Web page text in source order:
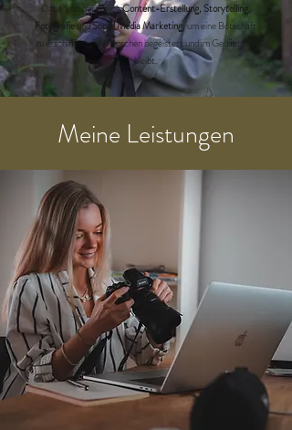
Dabei kombiniere ichContent-Erstellung, Storytelling,
FotografieundSocial Media Marketing, um eine Botschaft
zu erschaffen, die Menschen begeistert und im Gedächtnis
bleibt.
Meine Leistungen